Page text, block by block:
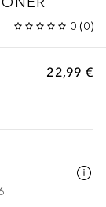
0 (0)
22,99 €